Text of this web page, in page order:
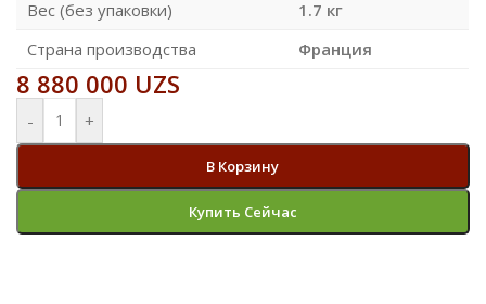
Вес (без упаковки)
1.7 кг
Страна производства
Франция
8 880 000 UZS
- +
В Корзину
Купить Сейчас